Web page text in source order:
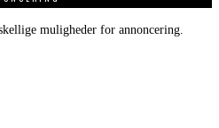
muligheder for annoncering.